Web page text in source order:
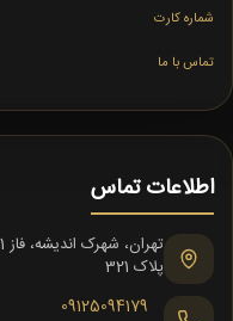
شماره کارت
تماس با ما
اطلاعات تماس
پلاک 321
09125094179